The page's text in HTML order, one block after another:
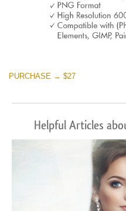
PURCHASE → $27
Helpful Articles